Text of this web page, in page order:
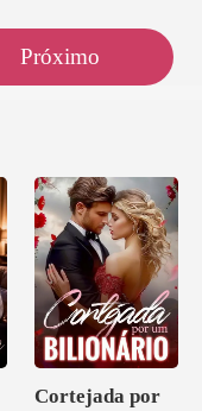
Próximo
Cortejada por